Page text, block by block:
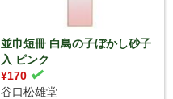
並巾短冊 白鳥の子ぼかし砂子
入 ピンク
¥170
谷口松雄堂